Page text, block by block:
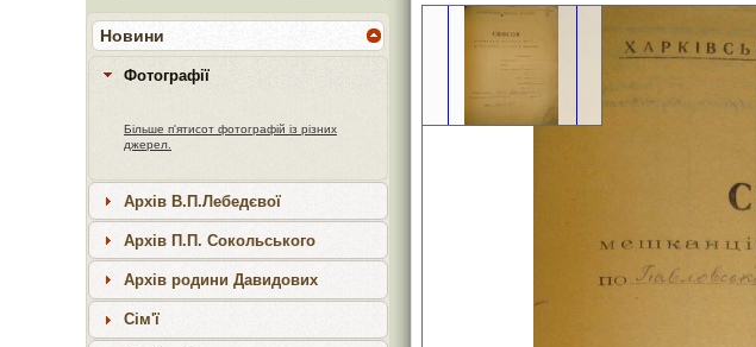
Новини
Фотографії
Більше п'ятисот фотографій із різних
джерел.
Архів В.П.Лебедєвої
Архів П.П. Сокольського
Архів родини Давидових
Сім'ї